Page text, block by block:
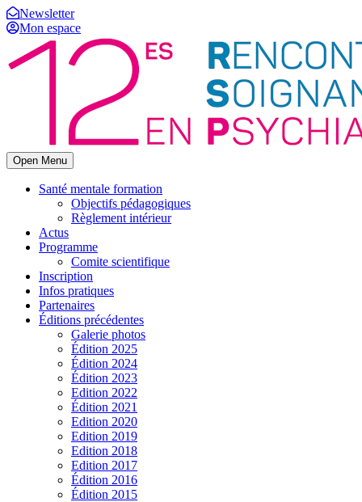
Newsletter
Mon espace
Open Menu
Santé mentale formation
Objectifs pédagogiques
Règlement intérieur
Actus
Programme
Comite scientifique
Inscription
Infos pratiques
Partenaires
Éditions précédentes
Galerie photos
Édition 2025
Édition 2024
Édition 2023
Edition 2022
Édition 2021
Edition 2020
Edition 2019
Edition 2018
Edition 2017
Édition 2016
Édition 2015